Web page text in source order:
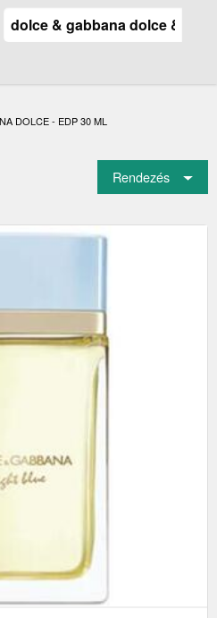
DOLCE - EDP 30 ML
Rendezés